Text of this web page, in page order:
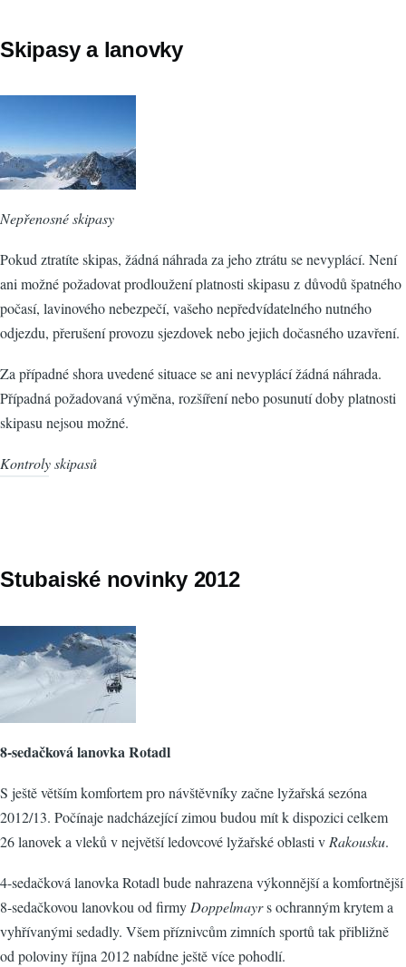
Skipasy a lanovky
Nepřenosné skipasy
Pokud ztratíte skipas, žádná náhrada za jeho ztrátu se nevyplácí. Není
ani možné požadovat prodloužení platnosti skipasu z důvodů špatného
počasí, lavinového nebezpečí, vašeho nepředvídatelného nutného
odjezdu, přerušení provozu sjezdovek nebo jejich dočasného uzavření.
Za případné shora uvedené situace se ani nevyplácí žádná náhrada.
Případná požadovaná výměna, rozšíření nebo posunutí doby platnosti
skipasu nejsou možné.
Kontroly skipasů
Stubaiské novinky 2012
8-sedačková lanovka Rotadl
S ještě větším komfortem pro návštěvníky začne lyžařská sezóna
2012/13. Počínaje nadcházející zimou budou mít k dispozici celkem
26 lanovek a vleků v největší ledovcové lyžařské oblasti vRakousku.
4-sedačková lanovka Rotadl bude nahrazena výkonnější a komfortnější
8-sedačkovou lanovkou od firmyDoppelmayrs ochranným krytem a
vyhřívanými sedadly. Všem příznivcům zimních sportů tak přibližně
od poloviny října 2012 nabídne ještě více pohodlí.